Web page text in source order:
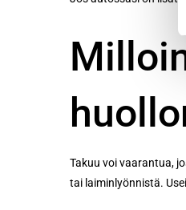
Takuu voi vaarantua,
tai laiminlyönnistä.